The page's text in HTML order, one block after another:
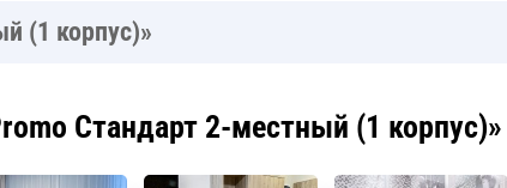
(1 корпус)»
Стандарт 2-местный (1